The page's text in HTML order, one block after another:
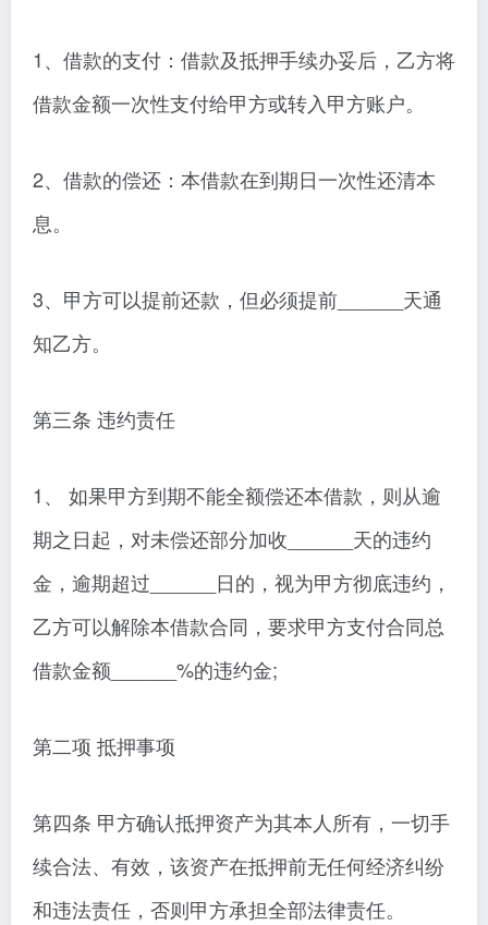
1、借款的支付：借款及抵押手续办妥后，乙方将
借款金额一次性支付给甲方或转入甲方账户。
2、借款的偿还：本借款在到期日一次性还清本
息。
3、甲方可以提前还款，但必须提前______天通
知乙方。
第三条 违约责任
1、 如果甲方到期不能全额偿还本借款，则从逾
期之日起，对未偿还部分加收______天的违约
金，逾期超过______日的，视为甲方彻底违约，
乙方可以解除本借款合同，要求甲方支付合同总
借款金额______%的违约金;
第二项 抵押事项
第四条 甲方确认抵押资产为其本人所有，一切手
续合法、有效，该资产在抵押前无任何经济纠纷
和违法责任，否则甲方承担全部法律责任。